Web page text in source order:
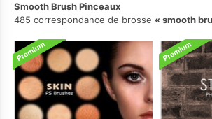
Smooth Brush Pinceaux
485 correspondance de brosse
smooth